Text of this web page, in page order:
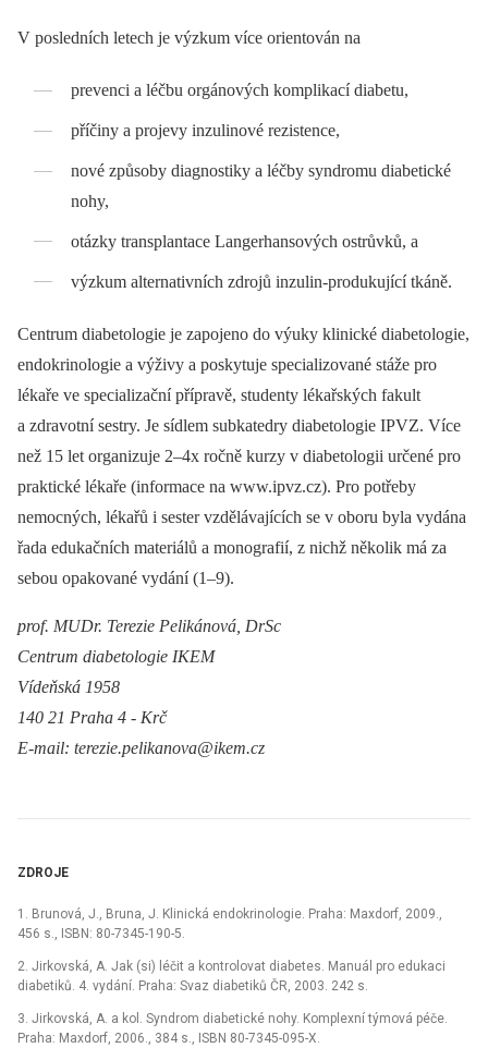
V posledních letech je výzkum více orientován na
prevenci a léčbu orgánových komplikací diabetu,
příčiny a projevy inzulinové rezistence,
nové způsoby diagnostiky a léčby syndromu diabetické
nohy,
otázky transplantace Langerhansových ostrůvků, a
výzkum alternativních zdrojů inzulin-produkující tkáně.
Centrum diabetologie je zapojeno do výuky klinické diabetologie,
endokrinologie a výživy a poskytuje specializované stáže pro
lékaře ve specializační přípravě, studenty lékařských fakult
a zdravotní sestry. Je sídlem subkatedry diabetologie IPVZ. Více
než 15 let organizuje 2–4x ročně kurzy v diabetologii určené pro
praktické lékaře (informace na www.ipvz.cz). Pro potřeby
nemocných, lékařů i sester vzdělávajících se v oboru byla vydána
řada edukačních materiálů a monografií, z nichž několik má za
sebou opakované vydání (1–9).
prof. MUDr. Terezie Pelikánová, DrSc
Centrum diabetologie IKEM
Vídeňská 1958
140 21 Praha 4 -⁠ Krč
E-mail: terezie.pelikanova@ikem.cz
ZDROJE
1. Brunová, J., Bruna, J. Klinická endokrinologie. Praha: Maxdorf, 2009.,
456 s., ISBN: 80-7345-190-5.
2. Jirkovská, A. Jak (si) léčit a kontrolovat diabetes. Manuál pro edukaci
diabetiků. 4. vydání. Praha: Svaz diabetiků ČR, 2003. 242 s.
3. Jirkovská, A. a kol. Syndrom diabetické nohy. Komplexní týmová péče.
Praha: Maxdorf, 2006., 384 s., ISBN 80-7345-095-X.